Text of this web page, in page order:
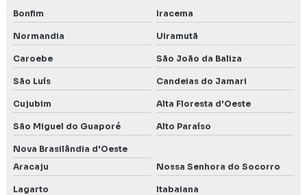
Bonfim Iracema
Normandia Uiramutã
Caroebe São João da Baliza
São Luís Candeias do Jamari
Cujubim Alta Floresta d'Oeste
São Miguel do Guaporé Alto Paraíso
Nova Brasilândia d'Oeste
Aracaju
Nossa Senhora do Socorro
Lagarto Itabaiana